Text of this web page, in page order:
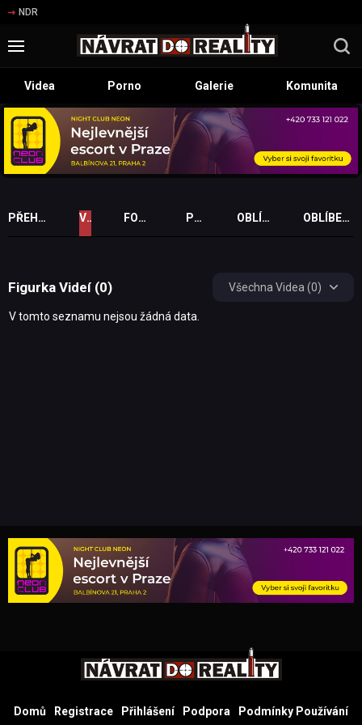
NDR
Videa Porno Galerie Komunita
PŘEHLED PROFILU VIDEA FOTOGALERIE PŘÁTELÉ OBLÍBENÁ VIDEA OBLÍBENÉ FOTOGALERIE
Figurka Videí (0) Všechna Videa (0)
V tomto seznamu nejsou žádná data.
Domů Registrace Přihlášení Podpora Podmínky Používání